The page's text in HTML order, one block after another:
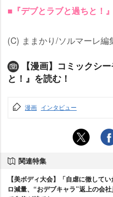
■『デブとラブと過ちと！
(C) ままかり/ソルマーレ編
【漫画】コミックシ
と！』を読む！
漫画 インタビュー
関連特集
【美ボディ大会】「自虐に徹して
ロ減量、“おデブキャラ”返上の会